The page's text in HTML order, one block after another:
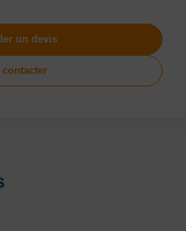
un devis
contacter